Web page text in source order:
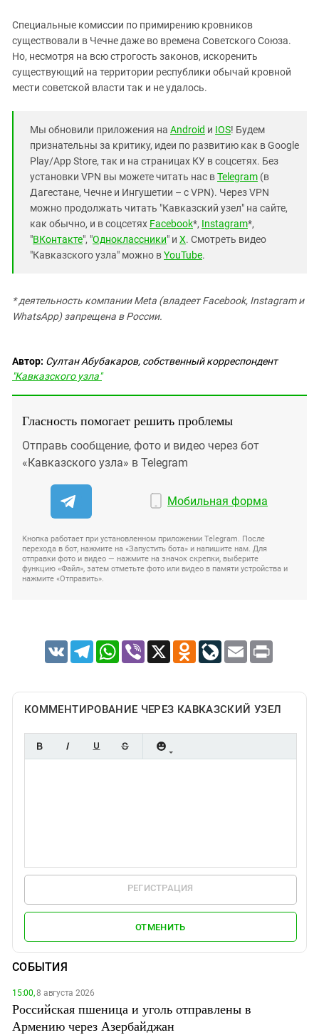
Специальные комиссии по примирению кровников
существовали в Чечне даже во времена Советского Союза.
Но, несмотря на всю строгость законов, искоренить
существующий на территории республики обычай кровной
мести советской власти так и не удалось.
Мы обновили приложения на Android и IOS! Будем
признательны за критику, идеи по развитию как в Google
Play/App Store, так и на страницах КУ в соцсетях. Без
установки VPN вы можете читать нас вTelegram (в
Дагестане, Чечне и Ингушетии – с VPN). Через VPN
можно продолжать читать "Кавказский узел" на сайте,
как обычно, и в соцсетях Facebook*, Instagram*,
"ВКонтакте", "Одноклассники" и X. Смотреть видео
"Кавказского узла" можно вYouTube.
* деятельность компании Meta (владеет Facebook, Instagram и
WhatsApp) запрещена в России.
Автор: Султан Абубакаров, собственный корреспондент
"Кавказского узла"
Гласность помогает решить проблемы
Отправь сообщение, фото и видео через бот
«Кавказского узла» в Telegram
Мобильная форма
Кнопка работает при установленном приложении Telegram. После
перехода в бот, нажмите на «Запустить бота» и напишите нам. Для
отправки фото и видео — нажмите на значок скрепки, выберите
функцию «Файл», затем отметьте фото или видео в памяти устройства и
нажмите «Отправить».
VK TelegramWhatsApp
Viber X Odnoklassniki
LiveJournal
Email Print
КОММЕНТИРОВАНИЕ ЧЕРЕЗ КАВКАЗСКИЙ УЗЕЛ
РЕГИСТРАЦИЯ
ОТМЕНИТЬ
СОБЫТИЯ
15:00,8 августа 2026
Российская пшеница и уголь отправлены в
Армению через Азербайджан